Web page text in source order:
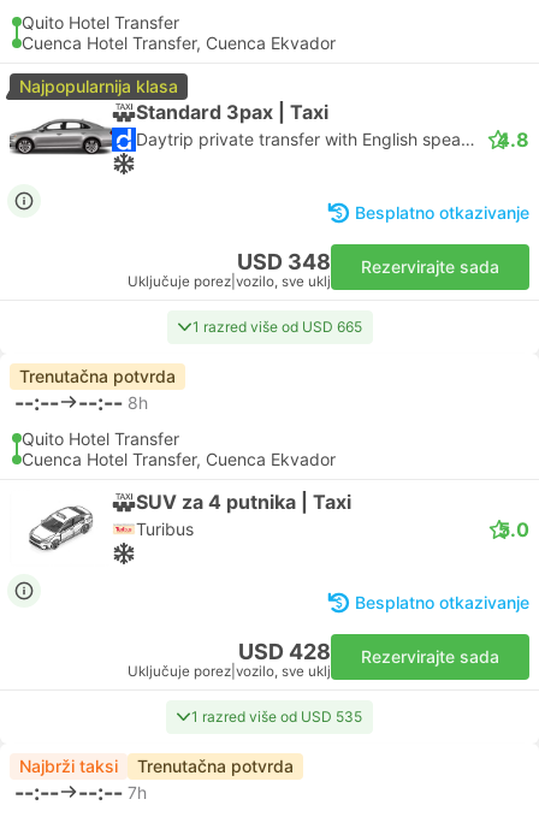
Quito Hotel Transfer
Cuenca Hotel Transfer, Cuenca Ekvador
Najpopularnija klasa
Standard 3pax | Taxi
Daytrip private transfer with English speaking driver 4.8
Besplatno otkazivanje
USD 348
Uključuje porez vozilo, sve uklj
Rezervirajte sada
1 razred više od USD 665
Trenutačna potvrda
--:-- --:-- 8h
Quito Hotel Transfer
Cuenca Hotel Transfer, Cuenca Ekvador
SUV za 4 putnika | Taxi
Turibus 5.0
Besplatno otkazivanje
USD 428
Uključuje porez vozilo, sve uklj
Rezervirajte sada
1 razred više od USD 535
Najbrži taksi Trenutačna potvrda
--:-- --:-- 7h